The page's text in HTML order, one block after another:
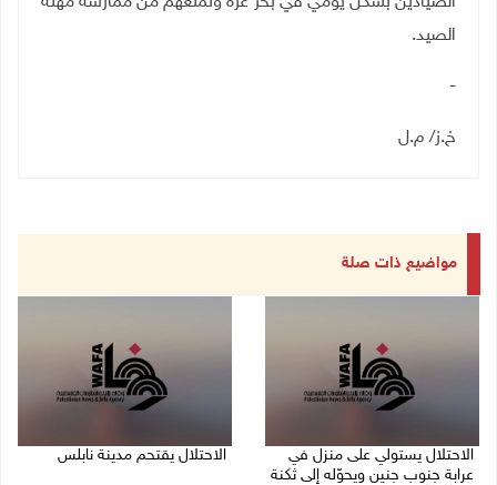
الصيد.
-
خ.ز/ م.ل
مواضيع ذات صلة
الاحتلال يستولي على منزل في
عرابة جنوب جنين ويحوّله إلى ثكنة
الاحتلال يقتحم مدينة نابلس